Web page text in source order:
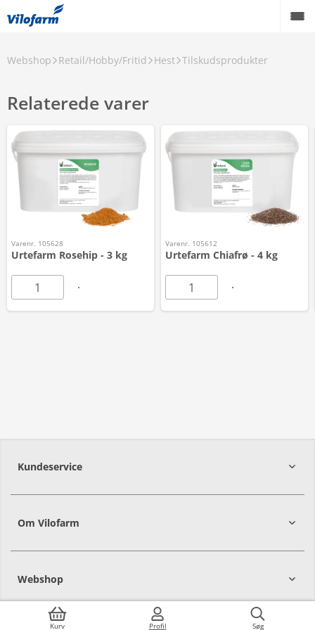
Kurv Profil Søg
Webshop Retail/Hobby/Fritid Hest Tilskudsprodukter
Relaterede varer
Varenr. 105628
Urtefarm Rosehip - 3 kg
Varenr. 105612
Urtefarm Chiafrø - 4 kg
Kundeservice
Om Vilofarm
Webshop